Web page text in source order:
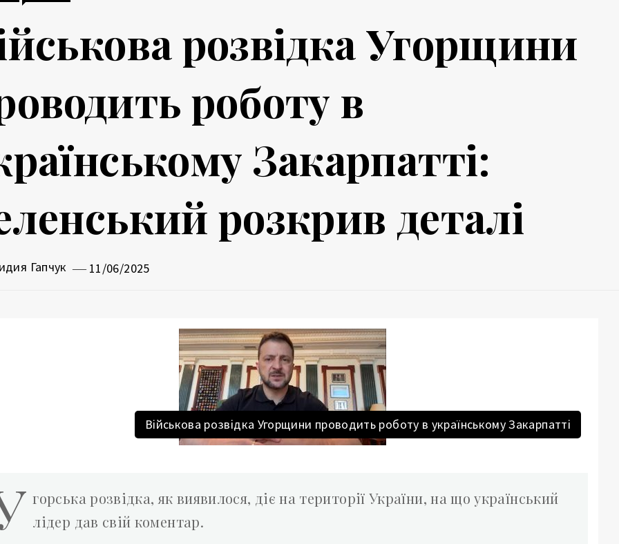
розвідка Угорщини
роботу в
Закарпатті:
розкрив деталі
Гапчук 11/06/2025
Військова розвідка Угорщини проводить роботу в українському Закарпатті
горська розвідка, як виявилося, діє на території України, на що український
лідер дав свій коментар.